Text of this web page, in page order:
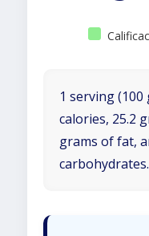
1 serving
calories, 25.2
grams of fat,
carbohydrates.